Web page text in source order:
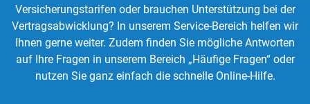
Versicherungstarifen oder brauchen Unterstützung bei der
Vertragsabwicklung? In unserem Service-Bereich helfen wir
Ihnen gerne weiter. Zudem finden Sie mögliche Antworten
auf Ihre Fragen in unserem Bereich „Häufige Fragen“ oder
nutzen Sie ganz einfach die schnelle Online-Hilfe.